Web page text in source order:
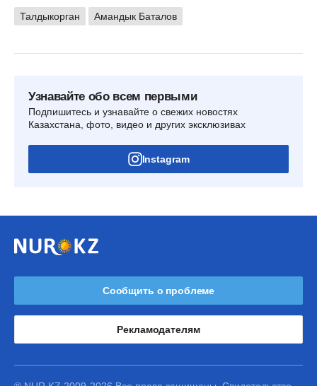
Талдыкорган Амандык Баталов
Узнавайте обо всем первыми
Подпишитесь и узнавайте о свежих новостях
Казахстана, фото, видео и других эксклюзивах
Instagram
Сообщить о проблеме
Рекламодателям